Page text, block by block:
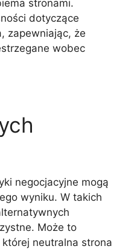
stronami.
dotyczące
zapewniając, że
wobec
negocjacyjne mogą
wyniku. W takich
Może to
neutralna strona